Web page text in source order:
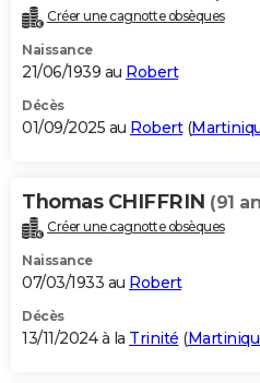
Bricolage
Lifestyle
Culture
Sport
Auto
Television
Voyage
CinemaCréer une cagnotte obsèques
Naissance
21/06/1939 au Robert
Décès
01/09/2025 au Robert(
Thomas CHIFFRIN (91
Créer une cagnotte obsèques
Naissance
07/03/1933 au Robert
Décès
13/11/2024 à la Trinité (